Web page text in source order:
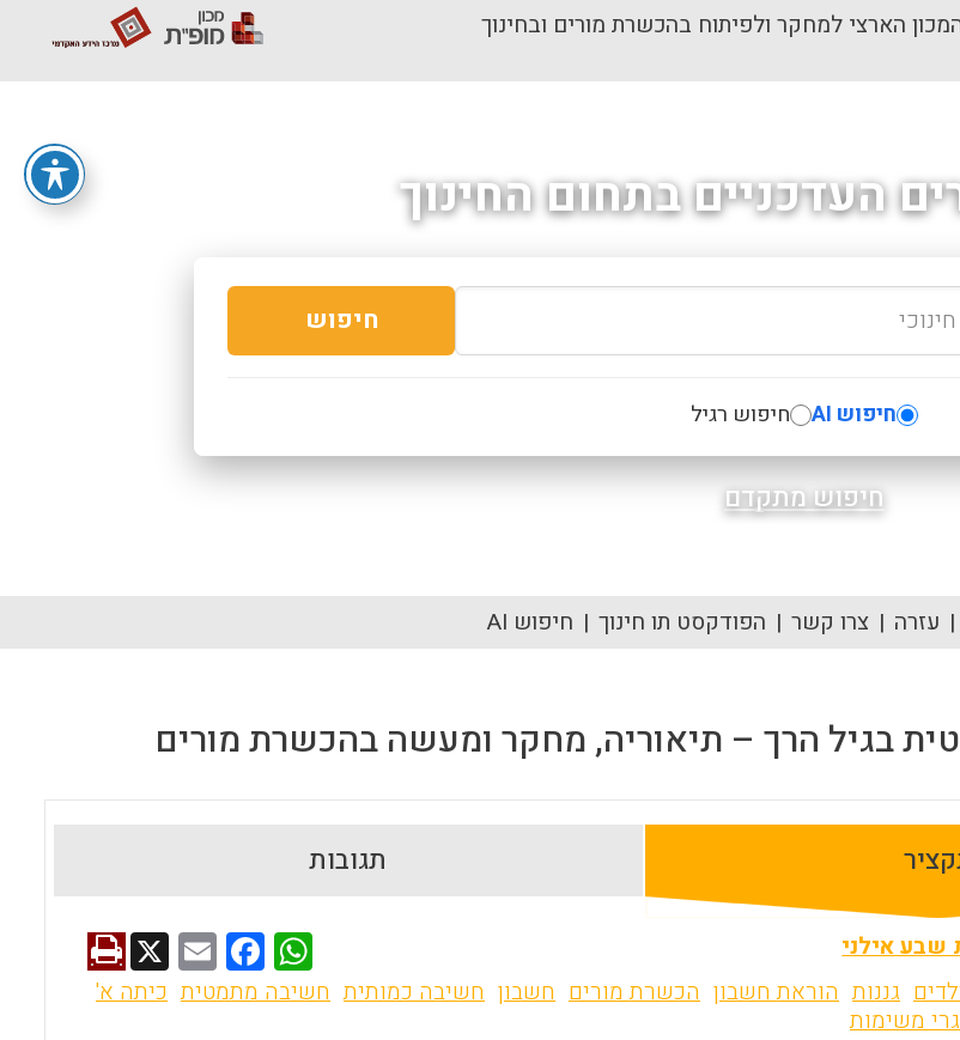
הארצי למחקר ולפיתוח בהכשרת מורים ובחינוך
העדכניים בתחום החינוך
חיפוש
חיפוש AI חיפוש רגיל
חיפוש מתקדם
עזרה צרו קשר הפודקסט תו חינוך חיפוש AI
בגיל הרך – תיאוריה, מחקר ומעשה בהכשרת מורים
תגובות
שבע אילני W
h
F
a
E
m
X
גננות הוראת חשבון הכשרת מורים חשבון חשיבה כמותית חשיבה מתמטית כיתה א'
משימות